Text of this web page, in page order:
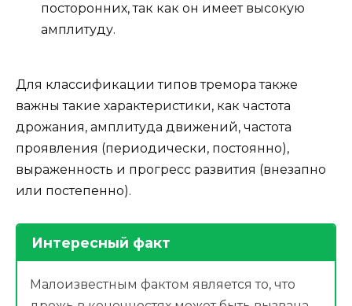
посторонних, так как он имеет высокую
амплитуду.
Для классификации типов тремора также
важны такие характеристики, как частота
дрожания, амплитуда движений, частота
проявления (периодически, постоянно),
выраженность и прогресс развития (внезапно
или постепенно).
Интересный факт
Малоизвестным фактом является то, что